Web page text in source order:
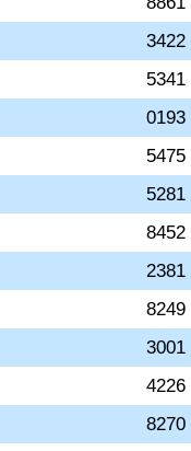
3422
5341
0193
5475
5281
8452
2381
8249
3001
4226
8270